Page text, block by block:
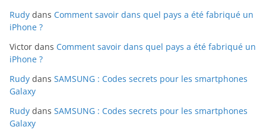
Rudy dans Comment savoir dans quel pays a été fabriqué un
iPhone ?
Victor dans Comment savoir dans quel pays a été fabriqué un
iPhone ?
Rudy dans SAMSUNG : Codes secrets pour les smartphones
Galaxy
Rudy dans SAMSUNG : Codes secrets pour les smartphones
Galaxy